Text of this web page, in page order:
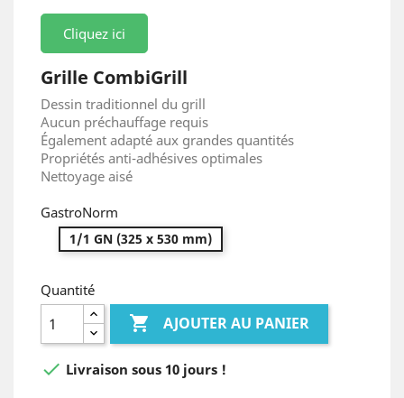
Cliquez ici
Grille CombiGrill
Dessin traditionnel du grill
Aucun préchauffage requis
Également adapté aux grandes quantités
Propriétés anti-adhésives optimales
Nettoyage aisé
GastroNorm
1/1 GN (325 x 530 mm)
Quantité
 AJOUTER AU PANIER
 Livraison sous 10 jours !